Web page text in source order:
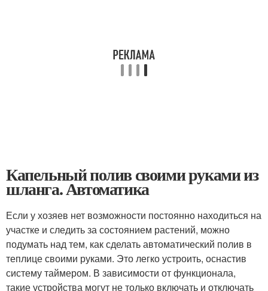
Капельный полив своими руками из
шланга. Автоматика
Если у хозяев нет возможности постоянно находиться на
участке и следить за состоянием растений, можно
подумать над тем, как сделать автоматический полив в
теплице своими руками. Это легко устроить, оснастив
систему таймером. В зависимости от функционала,
такие устройства могут не только включать и отключать